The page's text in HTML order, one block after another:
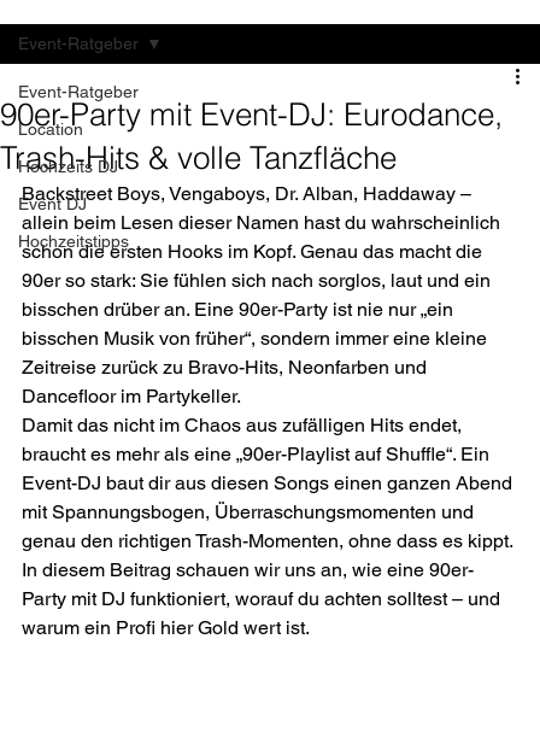
Event-Ratgeber
Location
Hochzeits DJ
Event DJ
Hochzeitstipps
Event-Ratgeber
90er-Party mit Event-DJ: Eurodance,
Trash-Hits & volle Tanzfläche
Backstreet Boys, Vengaboys, Dr. Alban, Haddaway –
allein beim Lesen dieser Namen hast du wahrscheinlich
schon die ersten Hooks im Kopf. Genau das macht die
90er so stark: Sie fühlen sich nach sorglos, laut und ein
bisschen drüber an. Eine 90er-Party ist nie nur „ein
bisschen Musik von früher“, sondern immer eine kleine
Zeitreise zurück zu Bravo-Hits, Neonfarben und
Dancefloor im Partykeller.
Damit das nicht im Chaos aus zufälligen Hits endet,
braucht es mehr als eine „90er-Playlist auf Shuffle“. Ein
Event-DJ baut dir aus diesen Songs einen ganzen Abend
mit Spannungsbogen, Überraschungsmomenten und
genau den richtigen Trash-Momenten, ohne dass es kippt.
In diesem Beitrag schauen wir uns an, wie eine 90er-
Party mit DJ funktioniert, worauf du achten solltest – und
warum ein Profi hier Gold wert ist.